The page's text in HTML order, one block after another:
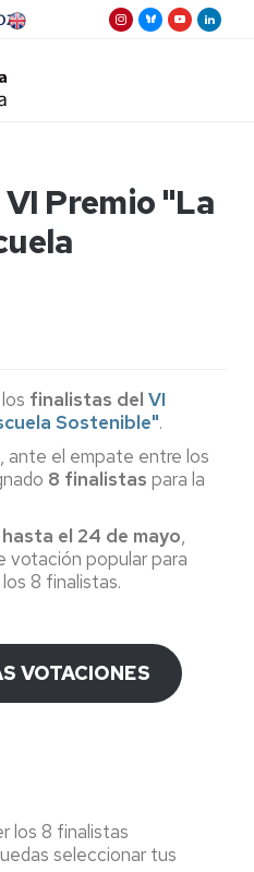
Premio "La
finalistas del VI
Sostenible".
ante el empate entre los
8 finalistas para la
el 24 de mayo,
votación popular para
8 finalistas.
VOTACIONES
los 8 finalistas
seleccionar tus